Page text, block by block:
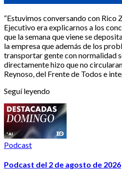
“Estuvimos conversando con Rico
Ejecutivo era explicarnos a los
que la semana que viene se
la empresa que además de los
transportar gente con normalidad
directamente hizo que no
Reynoso, del Frente de Todos e
Seguí leyendo
Podcast
Podcast del 2 de agosto de 2026